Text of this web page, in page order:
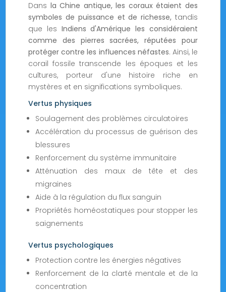
Dans la Chine antique, les coraux étaient des
symboles de puissance et de richesse, tandis
que les Indiens d'Amérique les considéraient
comme des pierres sacrées, réputées pour
protéger contre les influences néfastes. Ainsi, le
corail fossile transcende les époques et les
cultures, porteur d'une histoire riche en
mystères et en significations symboliques.
Vertus physiques
Soulagement des problèmes circulatoires
Accélération du processus de guérison des
blessures
Renforcement du système immunitaire
Atténuation des maux de tête et des
migraines
Aide à la régulation du flux sanguin
Propriétés homéostatiques pour stopper les
saignements
Vertus psychologiques
Protection contre les énergies négatives
Renforcement de la clarté mentale et de la
concentration